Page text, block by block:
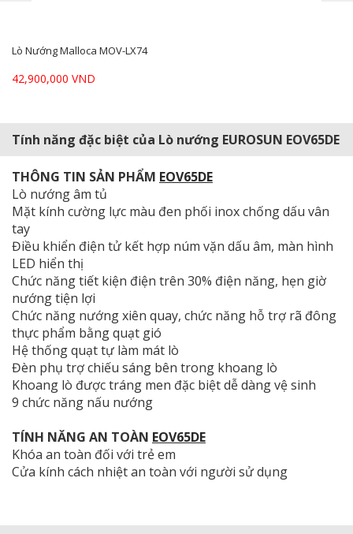
Lò Nướng Malloca MOV-LX74
42,900,000 VND
Tính năng đặc biệt của Lò nướng EUROSUN EOV65DE
THÔNG TIN SẢN PHẨM EOV65DE
Lò nướng âm tủ
Mặt kính cường lực màu đen phối inox chống dấu vân
tay
Điều khiển điện tử kết hợp núm vặn dấu âm, màn hình
LED hiển thị
Chức năng tiết kiện điện trên 30% điện năng, hẹn giờ
nướng tiện lợi
Chức năng nướng xiên quay, chức năng hỗ trợ rã đông
thực phẩm bằng quạt gió
Hệ thống quạt tự làm mát lò
Đèn phụ trợ chiếu sáng bên trong khoang lò
Khoang lò được tráng men đặc biệt dễ dàng vệ sinh
9 chức năng nấu nướng
TÍNH NĂNG AN TOÀN EOV65DE
Khóa an toàn đối với trẻ em
Cửa kính cách nhiệt an toàn với người sử dụng